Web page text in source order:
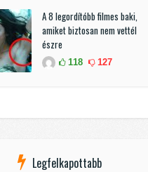
A 8 legordítóbb filmes baki,
amiket biztosan nem vettél
észre
118 127
Legfelkapottabb